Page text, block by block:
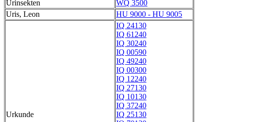
Urinsekten
WQ 3500
Uris, Leon
HU 9000 - HU 9005
Urkunde
IQ 24130
IQ 61240
IQ 30240
IQ 00590
IQ 49240
IQ 00300
IQ 12240
IQ 27130
IQ 10130
IQ 37240
IQ 25130